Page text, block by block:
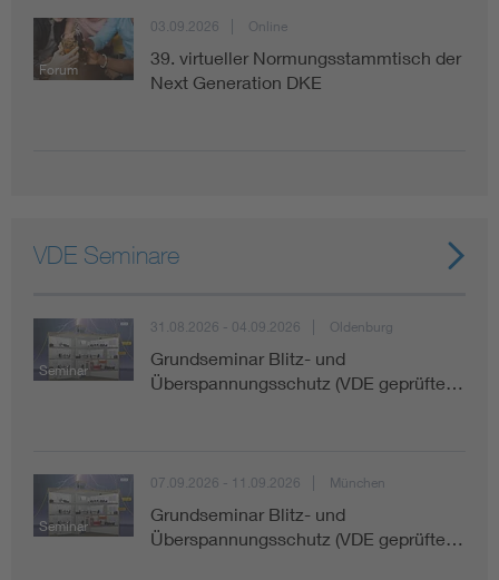
Forum
03.09.2026 Online
39. virtueller Normungsstammtisch der
Next Generation DKE
VDE Seminare
Seminar
31.08.2026 - 04.09.2026 Oldenburg
Grundseminar Blitz- und
Überspannungsschutz (VDE geprüfte…
Seminar
07.09.2026 - 11.09.2026 München
Grundseminar Blitz- und
Überspannungsschutz (VDE geprüfte…